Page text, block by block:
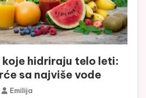
koje hidriraju telo leti:
sa najviše vode
Emilija